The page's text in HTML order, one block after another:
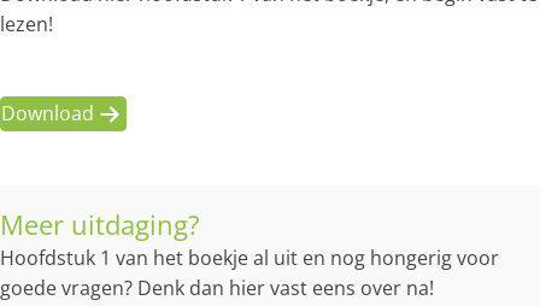
lezen!
Download
Meer uitdaging?
Hoofdstuk 1 van het boekje al uit en nog hongerig voor
goede vragen? Denk dan hier vast eens over na!